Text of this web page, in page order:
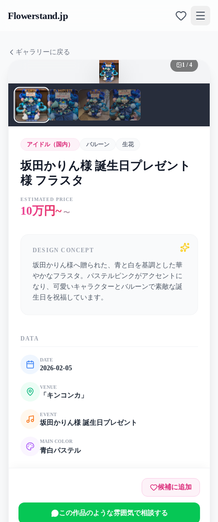
Flowerstand.jp
ギャラリーに戻る
1 /4
アイドル（国内） バルーン 生花
坂田かりん様 誕生日プレゼント
様 フラスタ
ESTIMATED PRICE
10万円~ 〜
DESIGN CONCEPT
坂田かりん様へ贈られた、青と白を基調とした華
やかなフラスタ。パステルピンクがアクセントに
なり、可愛いキャラクターとバルーンで素敵な誕
生日を祝福しています。
DATA
DATE
2026-02-05
VENUE
「キンコンカ」
EVENT
坂田かりん様 誕生日プレゼント
MAIN COLOR
青白パステル
候補に追加
この作品のような雰囲気で相談する